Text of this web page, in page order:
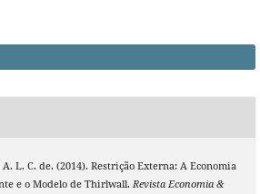
L. C. de. (2014). Restrição Externa: A Economia
e o Modelo de Thirlwall. Revista Economia &